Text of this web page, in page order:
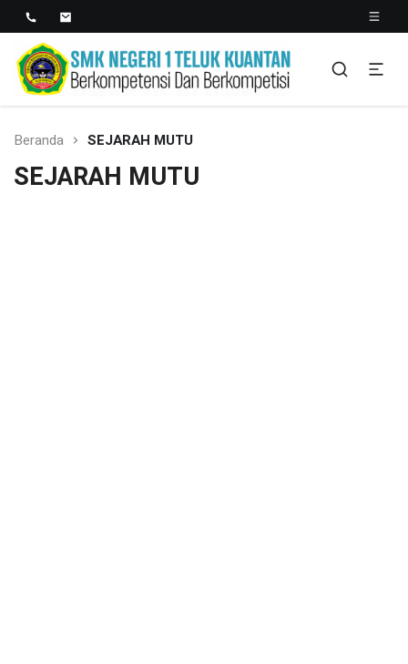
SMK NEGERI 1 TELUK
KUANTAN
Berkopetensi Dan Berkompetisi
Beranda SEJARAH MUTU
SEJARAH MUTU